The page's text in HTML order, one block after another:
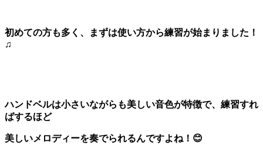
初めての方も多く、まずは使い方から練習が始まりました！
♫
ハンドベルは小さいながらも美しい音色が特徴で、練習すれ
ばするほど
美しいメロディーを奏でられるんですよね！😊